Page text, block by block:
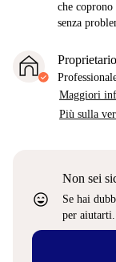
che
senza
Maggiori
Più sulla
sentiment_very_satisfied
Non sei
Se hai
per aiutarti.